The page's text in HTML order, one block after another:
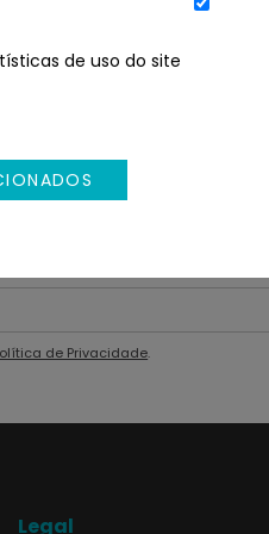
de uso do site
de Privacidade.
Legal